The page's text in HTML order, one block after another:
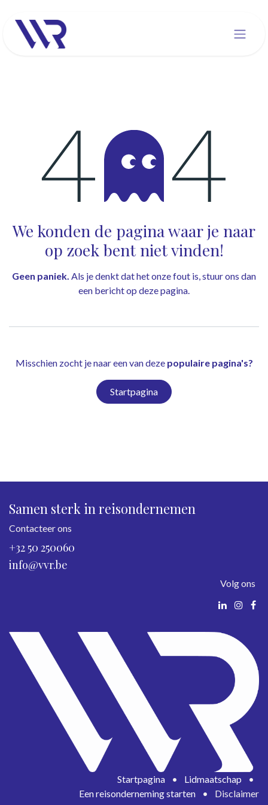
Fout 404
We konden de pagina waar je naar
op zoek bent niet vinden!
Geen paniek. Als je denkt dat het onze fout is, stuur ons dan
een bericht op deze pagina.
Misschien zocht je naar een van deze populaire pagina's?
Startpagina
Samen sterk in reisondernemen
Contacteer ons
+32 50 250060
info@vvr.be
Volg ons
Startpagina • Lidmaatschap
•
Een reisonderneming starten
• Disclaimer